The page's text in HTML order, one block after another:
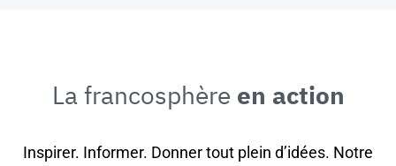
La francosphère en action
Inspirer. Informer. Donner tout plein d’idées. Notre